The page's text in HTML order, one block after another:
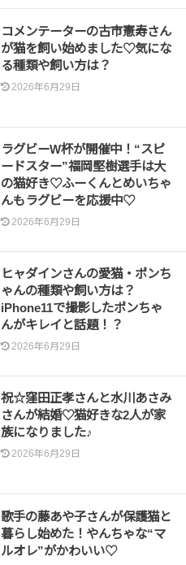
コメンテーターの古市憲寿さん
が猫を飼い始めました♡気にな
る種類や飼い方は？
2026年6月29日
ラグビーW杯が開催中！“スピ
ードスター”福岡堅樹選手は大
の猫好き♡ふーくんとめいちゃ
んもラグビーを応援中♡
2026年6月29日
ヒャダインさんの愛猫・ポンち
ゃんの種類や飼い方は？
iPhone11で撮影したポンちゃ
んがキレイと話題！？
2026年6月29日
祝☆窪田正孝さんと水川あさみ
さんが結婚♡猫好きな2人が家
族になりました♪
2026年6月29日
歌手の藤あや子さんが保護猫と
暮らし始めた！やんちゃな“マ
ルオレ”がかわいい♡